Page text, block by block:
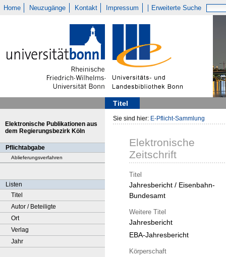
Home Neuzugänge Kontakt Impressum Erweiterte Suche
Titel
Elektronische Publikationen aus
dem Regierungsbezirk Köln
Pflichtabgabe
Ablieferungsverfahren
Listen
Titel
Autor / Beteiligte
Ort
Verlag
Jahr
Sie sind hier: E-Pflicht-Sammlung
Elektronische
Zeitschrift
Titel
Jahresbericht / Eisenbahn-
Bundesamt
Weitere Titel
Jahresbericht
EBA-Jahresbericht
Körperschaft